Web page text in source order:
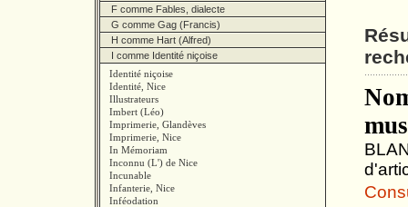
F comme Fables, dialecte
G comme Gag (Francis)
H comme Hart (Alfred)
I comme Identité niçoise
Identité niçoise
Identité, Nice
Illustrateurs
Imbert (Léo)
Imprimerie, Glandèves
Imprimerie, Nice
In Mémoriam
Inconnu (L') de Nice
Incunable
Infanterie, Nice
Inféodation